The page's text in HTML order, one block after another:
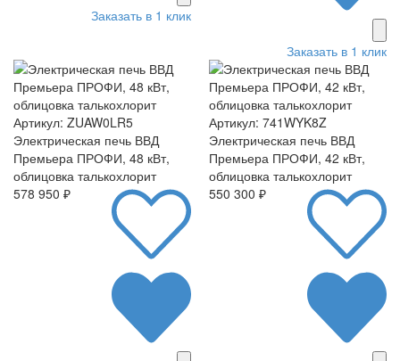
Заказать в 1 клик
Заказать в 1 клик
Артикул: ZUAW0LR5
Электрическая печь ВВД
Премьера ПРОФИ, 48 кВт,
облицовка талькохлорит
578 950 ₽
Артикул: 741WYK8Z
Электрическая печь ВВД
Премьера ПРОФИ, 42 кВт,
облицовка талькохлорит
550 300 ₽